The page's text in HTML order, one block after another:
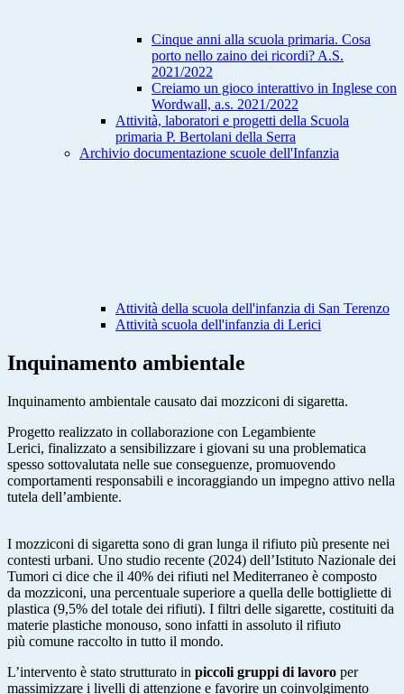
Cinque anni alla scuola primaria. Cosa
porto nello zaino dei ricordi? A.S.
2021/2022
Creiamo un gioco interattivo in Inglese con
Wordwall, a.s. 2021/2022
Attività, laboratori e progetti della Scuola
primaria P. Bertolani della Serra
Archivio documentazione scuole dell'Infanzia
Attività della scuola dell'infanzia di San Terenzo
Attività scuola dell'infanzia di Lerici
Inquinamento ambientale
Inquinamento ambientale causato dai mozziconi di sigaretta.
Progetto realizzato in collaborazione con Legambiente
Lerici, finalizzato a sensibilizzare i giovani su una problematica
spesso sottovalutata nelle sue conseguenze, promuovendo
comportamenti responsabili e incoraggiando un impegno attivo nella
tutela dell’ambiente.
I mozziconi di sigaretta sono di gran lunga il rifiuto più presente nei
contesti urbani. Uno studio recente (2024) dell’Istituto Nazionale dei
Tumori ci dice che il 40% dei rifiuti nel Mediterraneo è composto
da mozziconi, una percentuale superiore a quella delle bottigliette di
plastica (9,5% del totale dei rifiuti). I filtri delle sigarette, costituiti da
materie plastiche monouso, sono infatti in assoluto il rifiuto
più comune raccolto in tutto il mondo.
L’intervento è stato strutturato in piccoli gruppi di lavoro per
massimizzare i livelli di attenzione e favorire un coinvolgimento